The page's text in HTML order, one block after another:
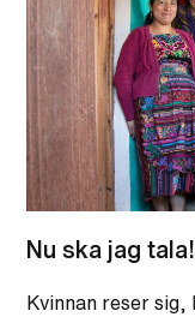
Nu ska jag tala!
Kvinnan reser